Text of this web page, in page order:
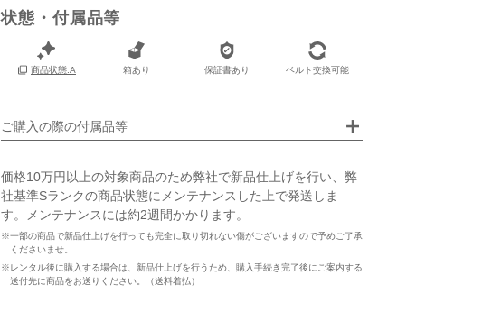
状態・付属品等
商品状態:A 箱あり 保証書あり ベルト交換可能
ご購入の際の付属品等
価格10万円以上の対象商品のため弊社で新品仕上げを行い、弊
社基準Sランクの商品状態にメンテナンスした上で発送しま
す。メンテナンスには約2週間かかります。
※一部の商品で新品仕上げを行っても完全に取り切れない傷がございますので予めご了承
くださいませ。
※レンタル後に購入する場合は、新品仕上げを行うため、購入手続き完了後にご案内する
送付先に商品をお送りください。（送料着払）